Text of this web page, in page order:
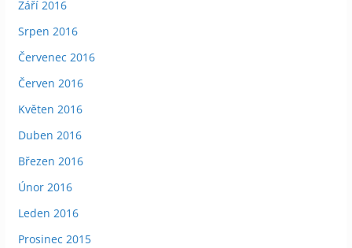
Září 2016
Srpen 2016
Červenec 2016
Červen 2016
Květen 2016
Duben 2016
Březen 2016
Únor 2016
Leden 2016
Prosinec 2015